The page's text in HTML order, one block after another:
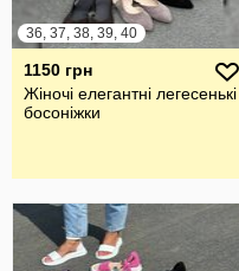
36, 37, 38, 39, 40
1150 грн
Жіночі елегантні легесенькі
босоніжки